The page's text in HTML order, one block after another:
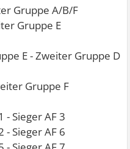
Gruppe A/B/F
Gruppe E
E - Zweiter Gruppe D
Gruppe F
- Sieger AF 3
- Sieger AF 6